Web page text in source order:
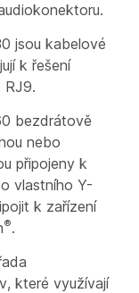
jsou kabelové
k řešení
RJ9.
bezdrátově
nebo
připojeny k
vlastního Y-
k zařízení
®.
které využívají